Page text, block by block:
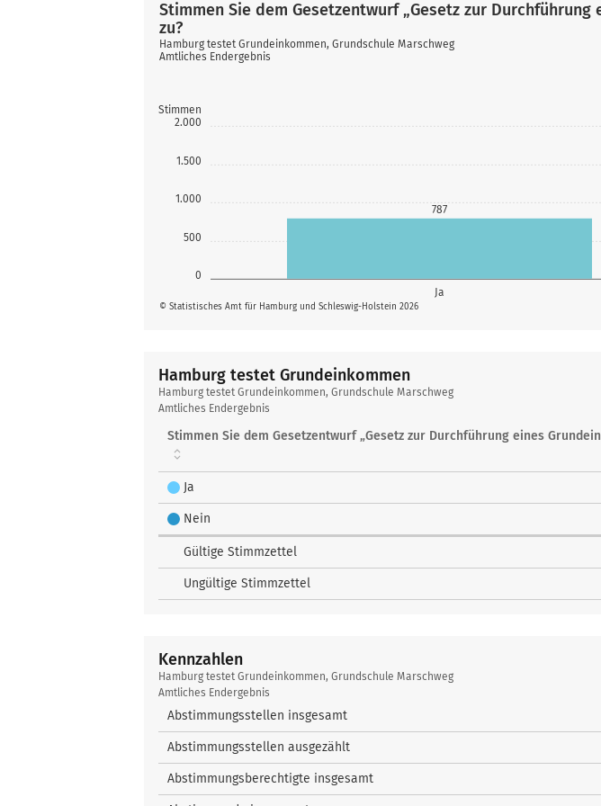
0
500
1.000
1.500
2.000
Stimmen
Ja
787
© Statistisches Amt für Hamburg und Schleswig-Holstein 2026
Stimmen Sie dem Gesetzentwurf „Gesetz zur
zu?
Hamburg testet Grundeinkommen, Grundschule Marschweg
Amtliches Endergebnis
Hamburg testet Grundeinkommen
Hamburg
testet
Grundeinkommen
Hamburg testet Grundeinkommen, Grundschule Marschweg
Amtliches Endergebnis
Stimmen Sie dem Gesetzentwurf „Gesetz zur Durchführung eines
Ja
Nein
Gültige Stimmzettel
Ungültige Stimmzettel
Kennzahlen
Kennzahlen
Hamburg testet Grundeinkommen, Grundschule Marschweg
Amtliches Endergebnis
Abstimmungsstellen insgesamt
Abstimmungsstellen ausgezählt
Abstimmungsberechtigte insgesamt